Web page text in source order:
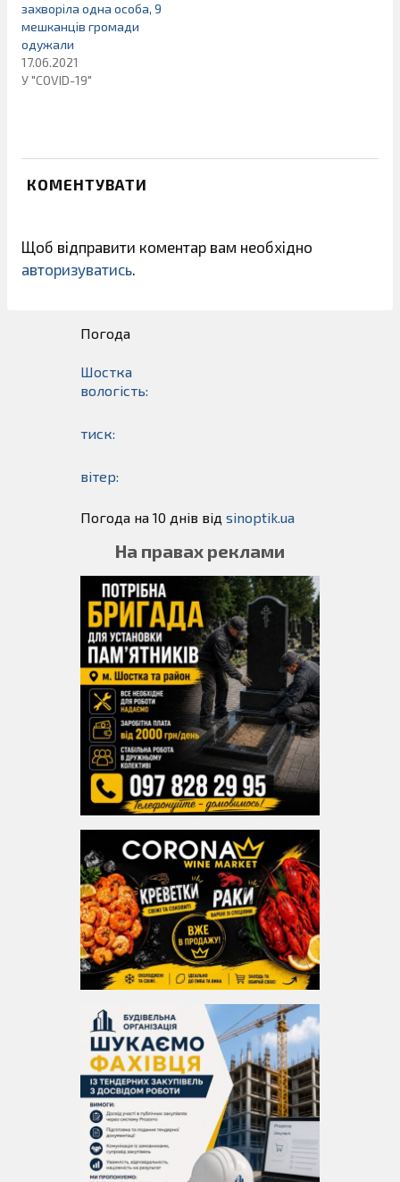
захворіла одна особа, 9
мешканців громади
одужали
17.06.2021
У "COVID-19"
КОМЕНТУВАТИ
Щоб відправити коментар вам необхідно
авторизуватись.
Погода
Шостка
вологість:
тиск:
вітер:
Погода на 10 днів від sinoptik.ua
На правах реклами